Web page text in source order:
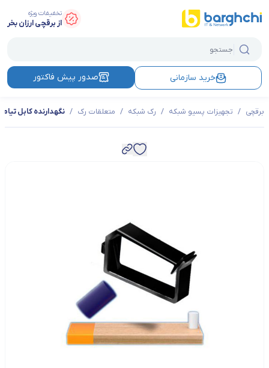
تخفیفات ویژه
از برقچی ارزان بخر
خرید سازمانی صدور پیش فاکتور
برقچی / تجهیزات پسیو شبکه / رک شبکه / متعلقات رک / نگهدارنده کابل